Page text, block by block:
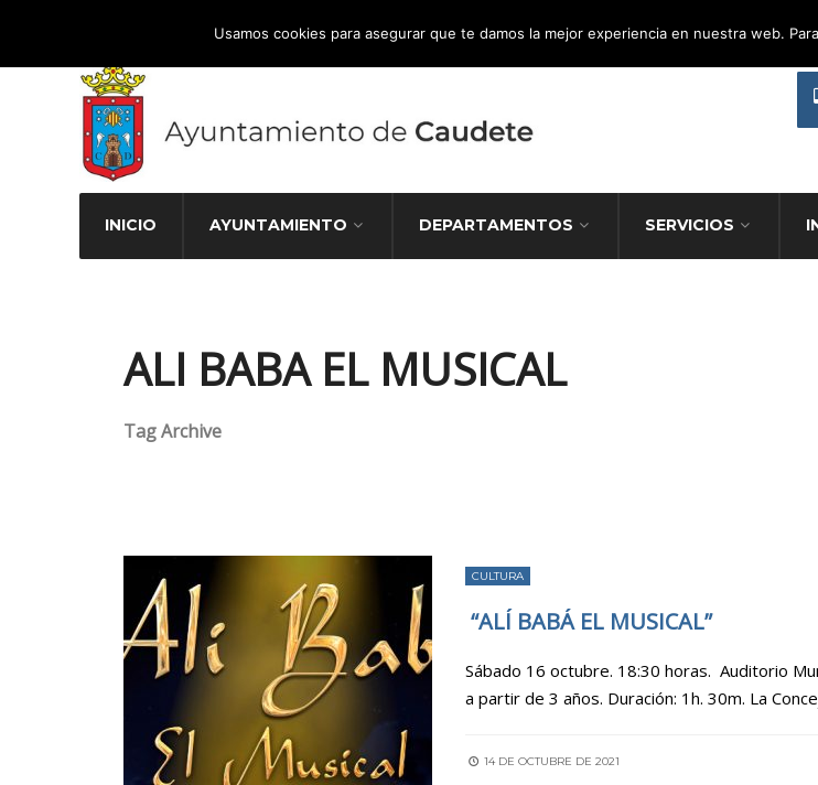
Atención Ciudadana 965 827 000
INICIO AYUNTAMIENTO DEPARTAMENTOS SERVICIOS
ALI BABA EL MUSICAL
Tag Archive
CULTURA
“ALÍ BABÁ EL MUSICAL”
Sábado 16 octubre. 18:30 horas. Auditorio
a partir de 3 años. Duración: 1h. 30m. La
14 DE OCTUBRE DE 2021
Usamos cookies para asegurar que te damos la mejor experiencia en nuestra web.